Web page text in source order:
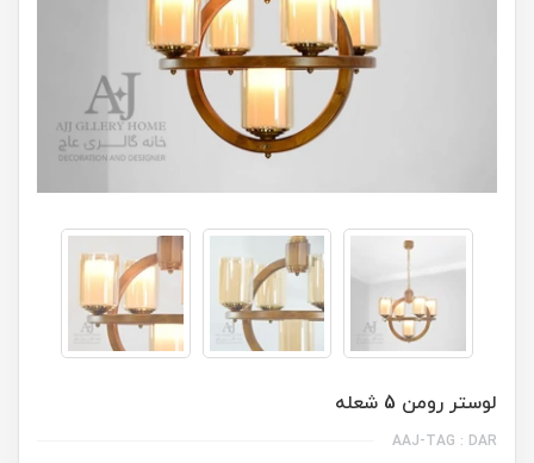
لوستر رومن 5 شعله
AAJ-TAG : DAR